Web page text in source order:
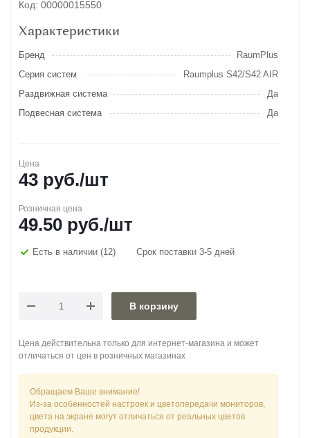
Код: 00000015550
Характеристики
Бренд
RaumPlus
Серия систем
Raumplus S42/S42 AIR
Раздвижная система
Да
Подвесная система
Да
Цена
43 руб./шт
Розничная цена
49.50 руб./шт
Есть в наличии (12) Срок поставки 3-5 дней
В корзину
Цена действительна только для интернет-магазина и может
отличаться от цен в розничных магазинах
Обращаем Ваше внимание!
Из-за особенностей настроек и цветопередачи мониторов,
цвета на экране могут отличаться от реальных цветов
продукции.